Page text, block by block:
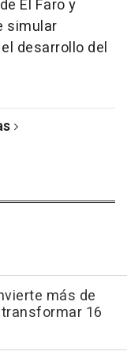
El Faro y
simular
desarrollo del
más de
16